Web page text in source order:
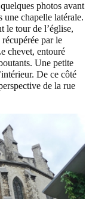
photos avant
chapelle latérale.
le tour de l’église,
par le
chevet, entouré
Une petite
De ce côté
de la rue